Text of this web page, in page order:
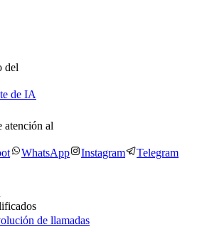
del
de IA
atención al
WhatsApp Instagram Telegram
de llamadas